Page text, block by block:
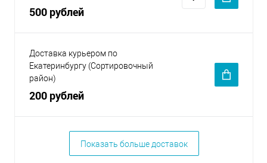
500 рублей
Доставка курьером по
Екатеринбургу (Сортировочный
район)
200 рублей
Показать больше доставок